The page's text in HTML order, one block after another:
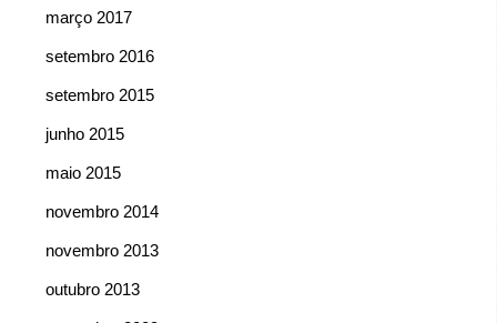
março 2017
setembro 2016
setembro 2015
junho 2015
maio 2015
novembro 2014
novembro 2013
outubro 2013